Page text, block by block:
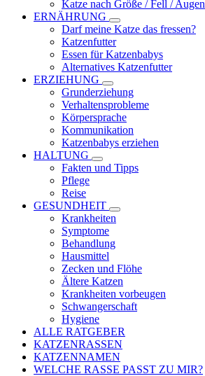
Katze nach Größe / Fell / Augen
ERNÄHRUNG
Darf meine Katze das fressen?
Katzenfutter
Essen für Katzenbabys
Alternatives Katzenfutter
ERZIEHUNG
Grunderziehung
Verhaltensprobleme
Körpersprache
Kommunikation
Katzenbabys erziehen
HALTUNG
Fakten und Tipps
Pflege
Reise
GESUNDHEIT
Krankheiten
Symptome
Behandlung
Hausmittel
Zecken und Flöhe
Ältere Katzen
Krankheiten vorbeugen
Schwangerschaft
Hygiene
ALLE RATGEBER
KATZENRASSEN
KATZENNAMEN
WELCHE RASSE PASST ZU MIR?